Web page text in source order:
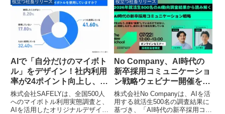
防止し、業務理解と運用品質の向
上を目指します。
に対応し、問題演習からAI解説、
企業別出題傾向検索まで、Webテ
スト対策の全プロセスを1サイト
で完結できます。
役立つ社畜リリース
AIで「自分だけのマイボト
ル」をデザイン！社内利用
率が24ポイント向上し、習
慣化の壁を乗り越える
株式会社SAFELYは、全国500人
へのマイボトル利用実態調査と、
AIを活用したオリジナルデザイン
役立つ社畜リリース
No Company、AI時代の
新卒採用コミュニケーショ
ン戦略ウェビナー開催を発
表
株式会社No Companyは、AIを活
用する就活生500名の調査結果に
基づき、「AI時代の新卒採用コミ